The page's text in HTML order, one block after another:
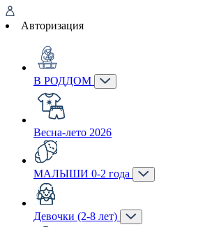
Авторизация
В РОДДОМ
Весна-лето 2026
МАЛЫШИ 0-2 года
Девочки (2-8 лет)